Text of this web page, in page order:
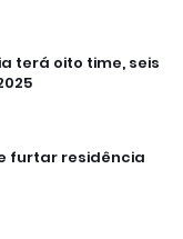
terá oito time, seis
furtar residência